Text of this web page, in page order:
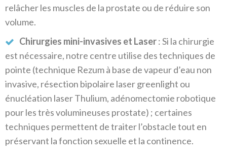
relâcher les muscles de la prostate ou de réduire son
volume.
Chirurgies mini-invasives et Laser: Si la chirurgie
est nécessaire, notre centre utilise des techniques de
pointe (technique Rezum à base de vapeur d’eau non
invasive, résection bipolaire laser greenlight ou
énucléation laser Thulium, adénomectomie robotique
pour les très volumineuses prostate) ; certaines
techniques permettent de traiter l’obstacle tout en
préservant la fonction sexuelle et la continence.